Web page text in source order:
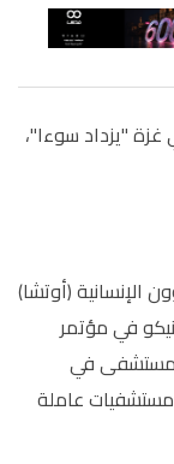
"يزداد سوءا"،
الإنسانية (أوتشا)
في مؤتمر
مستشفى في
عاملة